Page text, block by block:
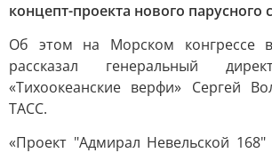
концепт-проекта нового парусного
Об этом на Морском конгрессе
рассказал генеральный
«Тихоокеанские верфи» Сергей
ТАСС.
«Проект "Адмирал Невельской